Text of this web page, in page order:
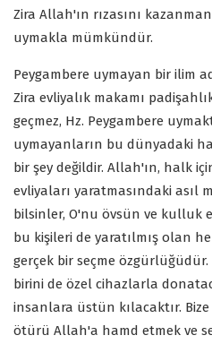
Zira Allah'ın rızasını
uymakla mümkündür.
Peygambere uymayan bir ilim
Zira evliyalık makamı
geçmez, Hz. Peygambere
uymayanların bu dünyadaki
bir şey değildir. Allah'ın, halk
evliyaları yaratmasındaki asıl
bilsinler, O'nu övsün ve kulluk
bu kişileri de yaratılmış olan
gerçek bir seçme
birini de özel cihazlarla
insanlara üstün kılacaktır.
ötürü Allah'a hamd etmek ve